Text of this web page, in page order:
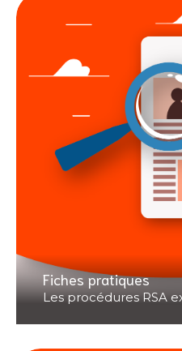
Fiches pratiques
Les procédures RSA